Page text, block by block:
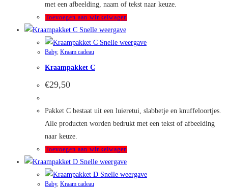
met een afbeelding, naam of tekst naar keuze.
Toevoegen aan winkelwagen
Snelle weergave
Snelle weergave
Baby, Kraam cadeau
Kraampakket C
€29,50
Pakket C bestaat uit een luieretui, slabbetje en knuffeloortjes.
Alle producten worden bedrukt met een tekst of afbeelding
naar keuze.
Toevoegen aan winkelwagen
Snelle weergave
Snelle weergave
Baby, Kraam cadeau